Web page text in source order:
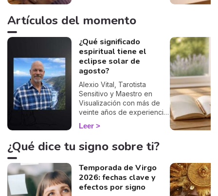
Artículos del momento
¿Qué significado
espiritual tiene el
eclipse solar de
agosto?
Alexio Vital, Tarotista
Sensitivo y Maestro en
Visualización con más de
veinte años de experiencia,
nos invita a mirar el eclipse
total de Sol del 12 de
como un fenómeno
el primero visible desde la
península ibérica en más de
un siglo—, sino como un
Leer
¿Qué dice tu signo sobre ti?
Temporada de Virgo
2026: fechas clave y
efectos por signo